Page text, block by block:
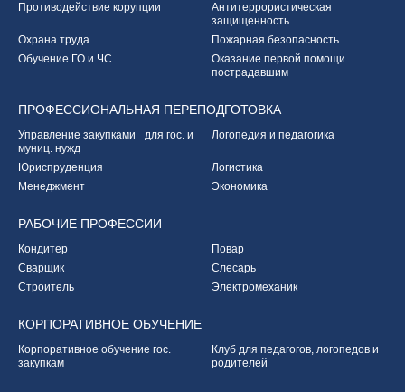
Противодействие корупции
Антитеррористическая
защищенность
Охрана труда
Пожарная безопасность
Обучение ГО и ЧС
Оказание первой помощи
пострадавшим
ПРОФЕССИОНАЛЬНАЯ ПЕРЕПОДГОТОВКА
Управление закупками для гос. и
муниц. нужд
Логопедия и педагогика
Юриспруденция
Логистика
Менеджмент
Экономика
РАБОЧИЕ ПРОФЕССИИ
Кондитер
Повар
Сварщик
Слесарь
Строитель
Электромеханик
КОРПОРАТИВНОЕ ОБУЧЕНИЕ
Корпоративное обучение гос.
закупкам
Клуб для педагогов, логопедов и
родителей